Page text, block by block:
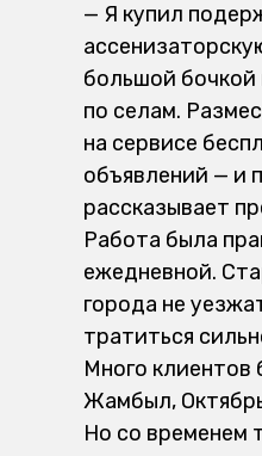
— Я купил
большой бочкой
по селам.
на сервисе
объявлений — и
рассказывает
Работа была
ежедневной.
города не
тратиться
Много клиентов
Жамбыл,
Но со временем